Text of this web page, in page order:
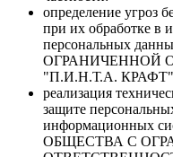
определение угроз
при их обработке в
персональных
ОГРАНИЧЕННОЙ
"П.И.Н.Т.А.
реализация
защите
информационных
ОБЩЕСТВА С